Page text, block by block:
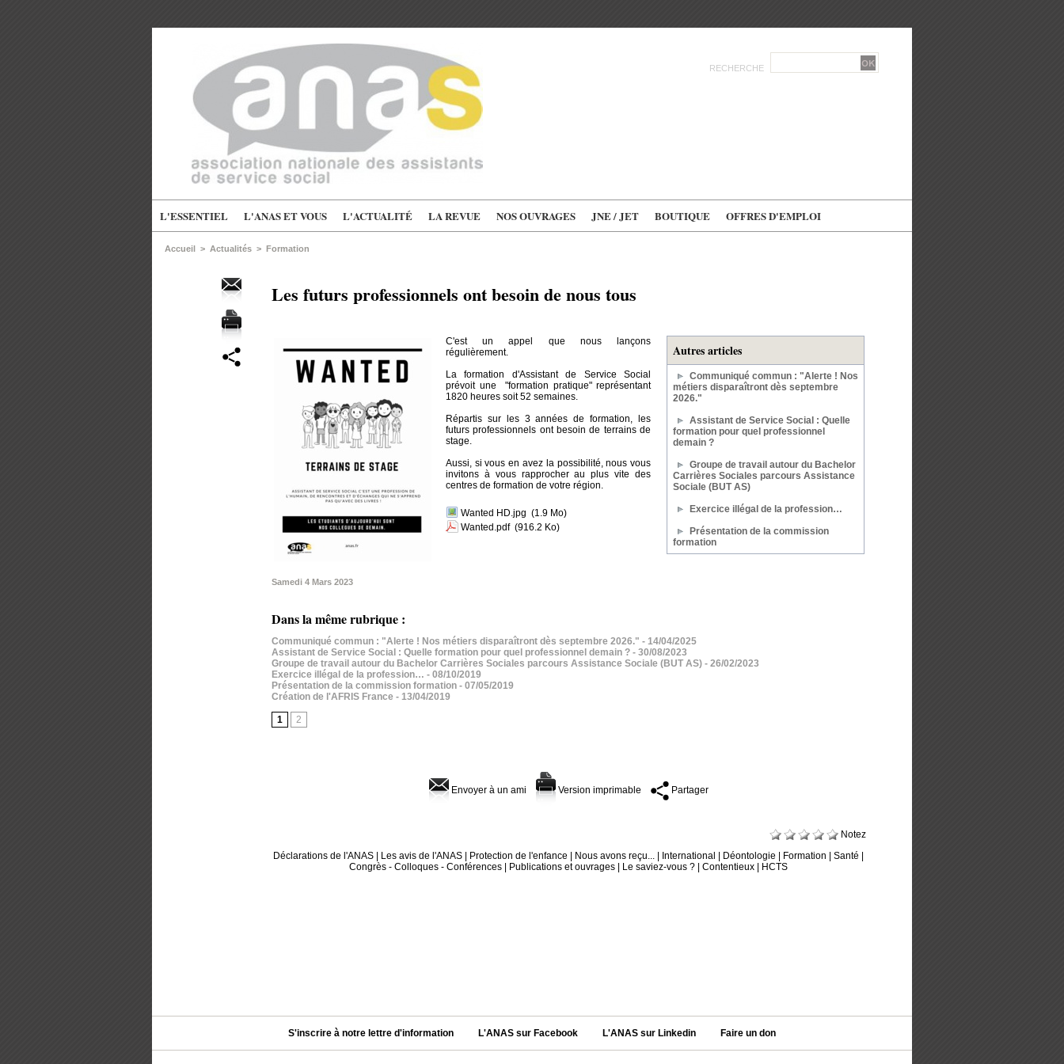
RECHERCHE
L'ESSENTIEL L'ANAS ET VOUS L'ACTUALITÉ LA REVUE NOS OUVRAGES JNE / JET BOUTIQUE OFFRES D'EMPLOI
Accueil > Actualités > Formation
Les futurs professionnels ont besoin de nous tous
Autres articles
Communiqué commun : "Alerte ! Nos
métiers disparaîtront dès septembre
2026."
Assistant de Service Social : Quelle
formation pour quel professionnel
demain ?
Groupe de travail autour du Bachelor
Carrières Sociales parcours Assistance
Sociale (BUT AS)
Exercice illégal de la profession…
Présentation de la commission
formation
C'est un appel que nous lançons
régulièrement.
La formation d'Assistant de Service Social
prévoit une "formation pratique" représentant
1820 heures soit 52 semaines.
Répartis sur les 3 années de formation, les
futurs professionnels ont besoin de terrains de
stage.
Aussi, si vous en avez la possibilité, nous vous
invitons à vous rapprocher au plus vite des
centres de formation de votre région.
Wanted HD.jpg (1.9 Mo)
Wanted.pdf (916.2 Ko)
Samedi 4 Mars 2023
Dans la même rubrique :
Communiqué commun : "Alerte ! Nos métiers disparaîtront dès septembre 2026." - 14/04/2025
Assistant de Service Social : Quelle formation pour quel professionnel demain ? - 30/08/2023
Groupe de travail autour du Bachelor Carrières Sociales parcours Assistance Sociale (BUT AS) - 26/02/2023
Exercice illégal de la profession… - 08/10/2019
Présentation de la commission formation - 07/05/2019
Création de l'AFRIS France - 13/04/2019
1 2
Envoyer à un ami Version imprimable Partager
Notez
Déclarations de l'ANAS
Les avis de l'ANAS Protection de l'enfance Nous avons reçu... International Déontologie Formation |Santé
Congrès - Colloques - Conférences
Publications et ouvrages Le saviez-vous ? |Contentieux HCTS
S'inscrire à notre lettre d'information L'ANAS sur Facebook L'ANAS sur Linkedin Faire un don